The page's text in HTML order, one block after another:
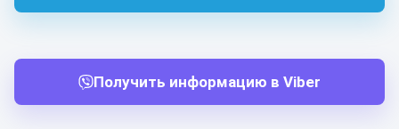
Получить информацию в Viber